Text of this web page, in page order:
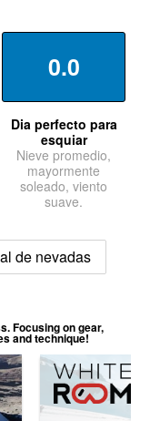
0.0
Dia perfecto para
esquiar
Nieve promedio,
mayormente
soleado, viento
suave.
de nevadas